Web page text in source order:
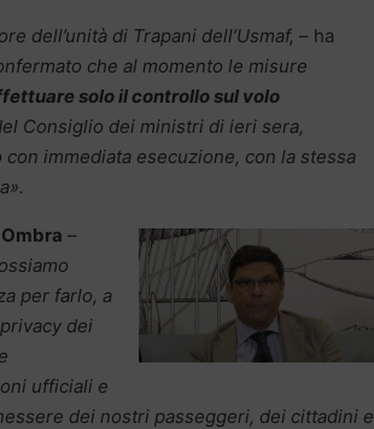
dell’unità di Trapani dell’Usmaf, – ha
che al momento le misure
solo il controllo sul volo
Consiglio dei ministri di ieri sera,
immediata esecuzione, con la stessa
–
per farlo, a
dei
ufficiali e
dei nostri passeggeri, dei cittadini e